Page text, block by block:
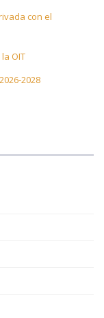
con el
OIT
2028